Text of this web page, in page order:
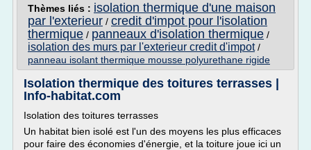
Thèmes liés : isolation thermique d'une maison
par l'exterieur / credit d'impot pour l'isolation
thermique / panneaux d'isolation thermique /
isolation des murs par l'exterieur credit d'impot/
panneau isolant thermique mousse polyurethane rigide
Isolation thermique des toitures terrasses |
Info-habitat.com
Isolation des toitures terrasses
Un habitat bien isolé est l'un des moyens les plus efficaces
pour faire des économies d'énergie, et la toiture joue ici un